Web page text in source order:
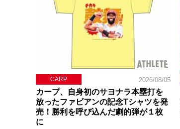
CARP 2026/08/05
カープ、自身初のサヨナラ本塁打を
放ったファビアンの記念Tシャツを発
売！勝利を呼び込んだ劇的弾が１枚
に